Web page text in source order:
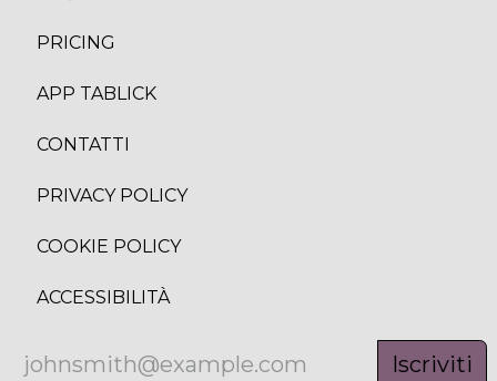
PRICING
APP TABLICK
CONTATTI
PRIVACY POLICY
COOKIE POLICY
ACCESSIBILITÀ
Iscriviti